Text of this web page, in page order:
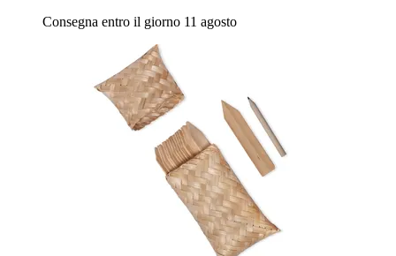
Consegna entro il giorno 11 agosto